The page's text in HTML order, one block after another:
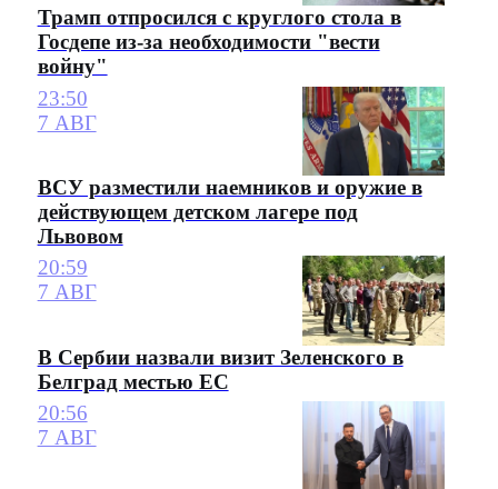
Трамп отпросился с круглого стола в
Госдепе из-за необходимости "вести
войну"
23:50
7 АВГ
ВСУ разместили наемников и оружие в
действующем детском лагере под
Львовом
20:59
7 АВГ
В Сербии назвали визит Зеленского в
Белград местью ЕС
20:56
7 АВГ